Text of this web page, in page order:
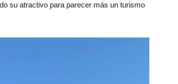
su atractivo para parecer más un turismo